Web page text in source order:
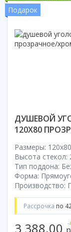
Подарок
ДУШЕВОЙ
120X80
Размеры:
Высота стекол:
Тип поддона:
Форма:
Производство:
Рассрочка по
3 388.00 -